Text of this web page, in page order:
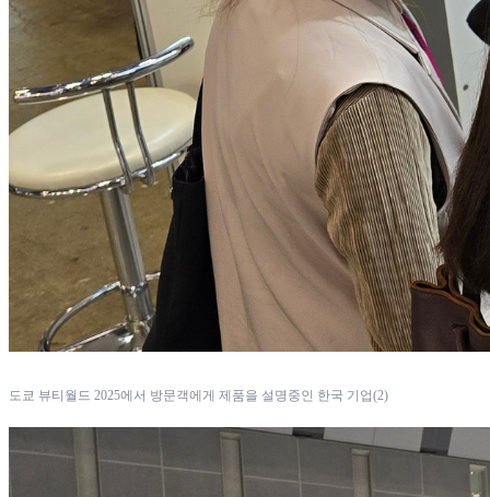
도쿄 뷰티월드 2025에서 방문객에게 제품을 설명중인 한국 기업(2)